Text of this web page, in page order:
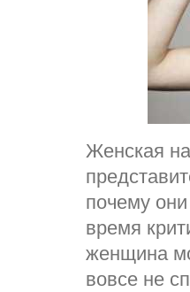
Женская
почему
время
женщина
вовсе не